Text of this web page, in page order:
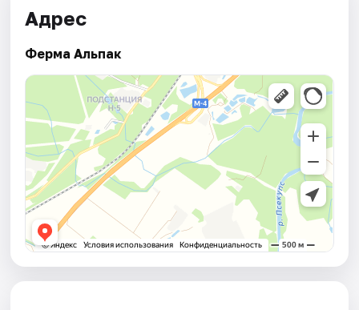
Адрес
Ферма Альпак